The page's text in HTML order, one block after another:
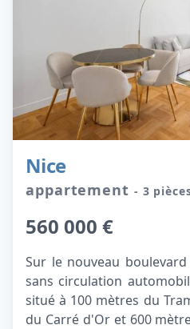
Nice
appartement - 3
560 000 €
Sur le nouveau
sans circulation
situé à 100 mètres du
du Carré d'Or et 600